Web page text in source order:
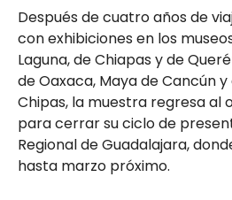
Después de cuatro años de
con exhibiciones en los
Laguna, de Chiapas y de
de Oaxaca, Maya de Cancún
Chipas, la muestra regresa al
para cerrar su ciclo de
Regional de Guadalajara,
hasta marzo próximo.